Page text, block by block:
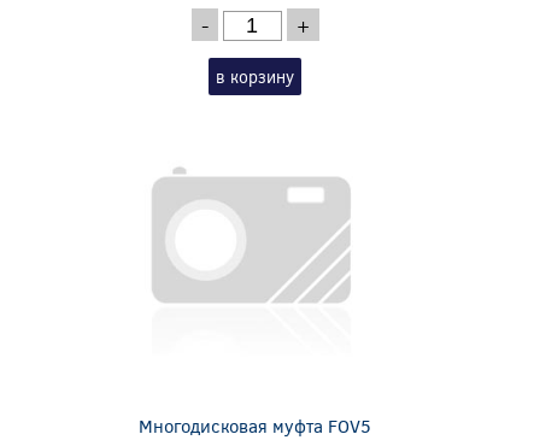
- +
в корзину
Многодисковая муфта FOV5